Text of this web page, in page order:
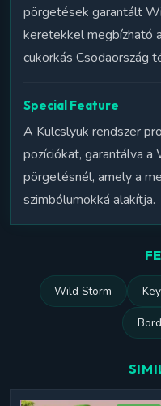
pörgetések garantált
keretekkel megbízható
cukorkás Csodaország
Special Feature
A Kulcslyuk rendszer
pozíciókat, garantálva
pörgetésnél, amely a
szimbólumokká alakítja.
Wild Storm